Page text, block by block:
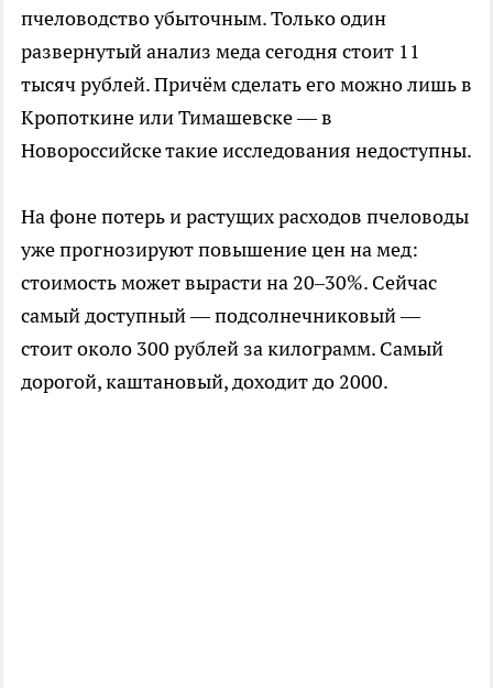
пчеловодство убыточным. Только один
развернутый анализ меда сегодня стоит 11
тысяч рублей. Причём сделать его можно лишь в
Кропоткине или Тимашевске — в
Новороссийске такие исследования недоступны.
На фоне потерь и растущих расходов пчеловоды
уже прогнозируют повышение цен на мед:
стоимость может вырасти на 20–30%. Сейчас
самый доступный — подсолнечниковый —
стоит около 300 рублей за килограмм. Самый
дорогой, каштановый, доходит до 2000.